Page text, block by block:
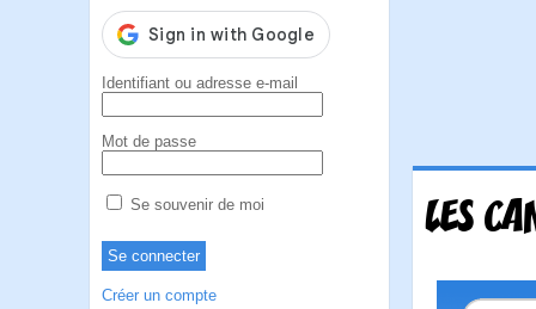
Identifiant ou adresse e-mail
Mot de passe
Se souvenir de moi
Créer un compte
LES